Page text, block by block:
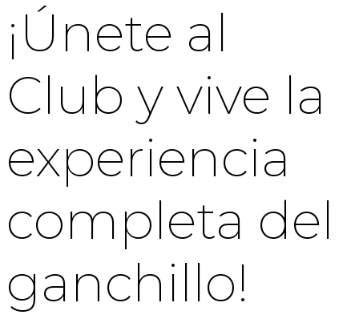
¡Únete al
Club y vive la
experiencia
completa del
ganchillo!